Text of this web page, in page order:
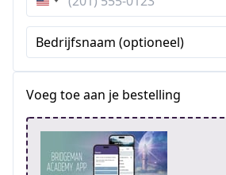
Verenigde
Staten
+1
Bedrijfsnaam (optioneel)
Voeg toe aan je bestelling